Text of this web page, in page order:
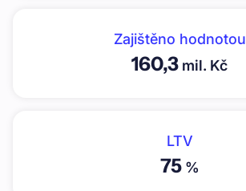
Zajištěno hodnotou
160,3 mil. Kč
LTV
75%